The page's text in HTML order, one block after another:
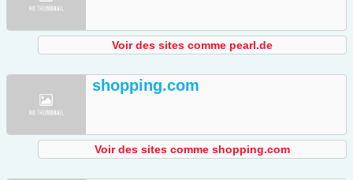
Voir des sites comme pearl.de
shopping.com
Voir des sites comme shopping.com